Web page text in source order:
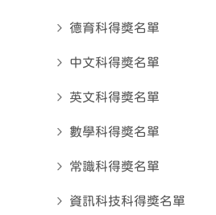
德育科得奬名單
中文科得奬名單
英文科得奬名單
數學科得奬名單
常識科得奬名單
資訊科技科得奬名單